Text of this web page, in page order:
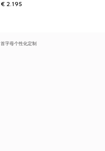
€ 2.195
首字母个性化定制